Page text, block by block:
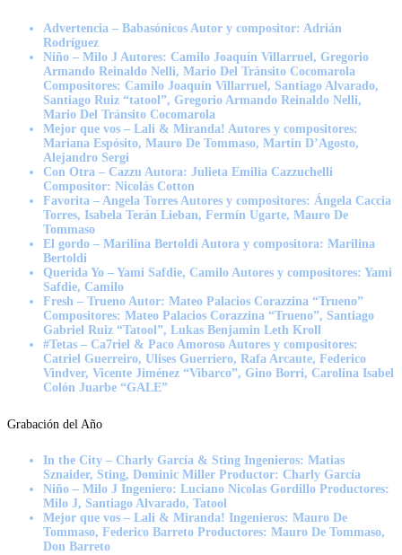
Advertencia – Babasónicos Autor y compositor: Adrián
Rodríguez
Niño – Milo J Autores: Camilo Joaquín Villarruel, Gregorio
Armando Reinaldo Nelli, Mario Del Tránsito Cocomarola
Compositores: Camilo Joaquín Villarruel, Santiago Alvarado,
Santiago Ruiz “tatool”, Gregorio Armando Reinaldo Nelli,
Mario Del Tránsito Cocomarola
Mejor que vos – Lali & Miranda! Autores y compositores:
Mariana Espósito, Mauro De Tommaso, Martin D’Agosto,
Alejandro Sergi
Con Otra – Cazzu Autora: Julieta Emilia Cazzuchelli
Compositor: Nicolás Cotton
Favorita – Angela Torres Autores y compositores: Ángela Caccia
Torres, Isabela Terán Lieban, Fermín Ugarte, Mauro De
Tommaso
El gordo – Marilina Bertoldi Autora y compositora: Marilina
Bertoldi
Querida Yo – Yami Safdie, Camilo Autores y compositores: Yami
Safdie, Camilo
Fresh – Trueno Autor: Mateo Palacios Corazzina “Trueno”
Compositores: Mateo Palacios Corazzina “Trueno”, Santiago
Gabriel Ruiz “Tatool”, Lukas Benjamin Leth Kroll
#Tetas – Ca7riel & Paco Amoroso Autores y compositores:
Catriel Guerreiro, Ulises Guerriero, Rafa Arcaute, Federico
Vindver, Vicente Jiménez “Vibarco”, Gino Borri, Carolina Isabel
Colón Juarbe “GALE”
Grabación del Año
In the City – Charly García & Sting Ingenieros: Matias
Sznaider, Sting, Dominic Miller Productor: Charly García
Niño – Milo J Ingeniero: Luciano Nicolas Gordillo Productores:
Milo J, Santiago Alvarado, Tatool
Mejor que vos – Lali & Miranda! Ingenieros: Mauro De
Tommaso, Federico Barreto Productores: Mauro De Tommaso,
Don Barreto